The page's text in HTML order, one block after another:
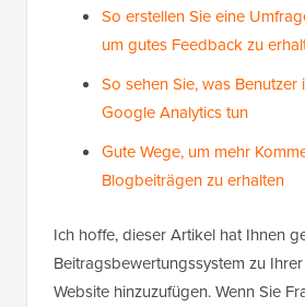
So erstellen Sie eine
um gutes Feedback zu
So sehen Sie, was Benutzer
Google Analytics tun
Gute Wege, um mehr
Blogbeiträgen zu erhalten
Ich hoffe, dieser Artikel hat Ihnen
Beitragsbewertungssystem zu
Website hinzuzufügen. Wenn Sie